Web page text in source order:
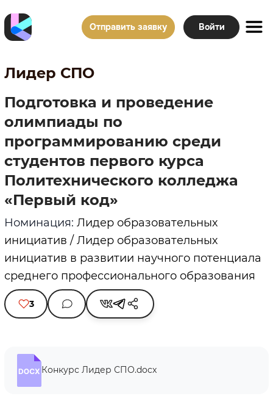
Отправить заявку Войти
Лидер СПО
Подготовка и проведение
олимпиады по
программированию среди
студентов первого курса
Политехнического колледжа
«Первый код»
Номинация: Лидер образовательных
инициатив / Лидер образовательных
инициатив в развитии научного потенциала
среднего профессионального образования
3
Конкурс Лидер СПО.docx